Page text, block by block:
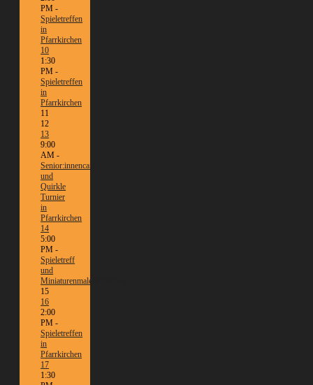
PM -
Spieletreffen
in
Pfarrkirchen
10
1:30
PM -
Spieletreffen
in
Pfarrkirchen
11
12
13
9:00
AM -
Senior:innencafé
und
Quirkle
Turnier
in
Pfarrkirchen
14
5:00
PM -
Spieletreff
und
Miniaturenmalen/Tabletop
15
16
2:00
PM -
Spieletreffen
in
Pfarrkirchen
17
1:30